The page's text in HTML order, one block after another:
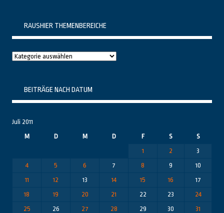
RAUSHIER THEMENBEREICHE
Raushier
BEITRÄGE NACH DATUM
Juli 2011
M
D M D F S
S
1
2
3
4
5 6 7 8 9
10
11
12 13 14 15 16
17
18
19 20 21 22 23
24
25
26 27 28 29 30 31